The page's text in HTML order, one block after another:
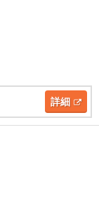
詳細